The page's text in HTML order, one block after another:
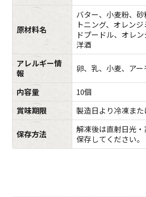
原材料名
バター、小麦粉、
トニング、オレン
ドプードル、オレン
洋酒
アレルギー情
報
卵、乳、小麦、ア
内容量
10個
賞味期限
製造日より冷凍ま
保存方法
解凍後は直射日光
保存してください。